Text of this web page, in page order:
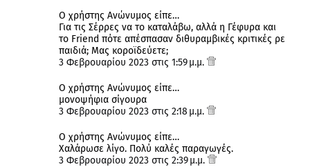
Ο χρήστης Ανώνυμος είπε…
Για τις Σέρρες να το καταλάβω, αλλά η Γέφυρα και
το Friend πότε απέσπασαν διθυραμβικές κριτικές ρε
παιδιά; Μας κοροϊδεύετε;
3 Φεβρουαρίου 2023 στις 1:59 μ.μ.
Ο χρήστης Ανώνυμος είπε…
μονοψήφια σίγουρα
3 Φεβρουαρίου 2023 στις 2:18 μ.μ.
Ο χρήστης Ανώνυμος είπε…
Χαλάρωσε λίγο. Πολύ καλές παραγωγές.
3 Φεβρουαρίου 2023 στις 2:39 μ.μ.